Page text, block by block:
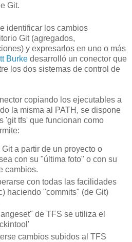
Git.
identificar los cambios
Git (agregados,
y expresarlos en uno o más
Burke desarrolló un conector que
los dos sistemas de control de
copiando los ejecutables a
la misma al PATH, se dispone
'git tfs' que funcionan como
a partir de un proyecto o
con su "última foto" o con su
cambios.
con todas las facilidades
haciendo "commits" (de Git)
de TFS se utiliza el
cambios subidos al TFS